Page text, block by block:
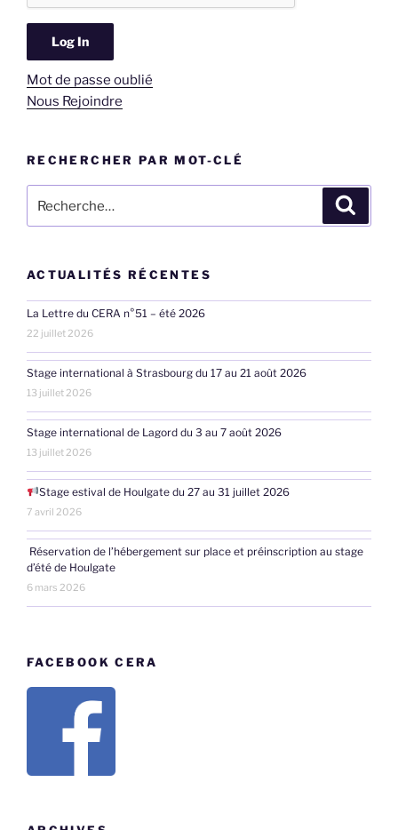
Mot de passe oublié
Nous Rejoindre
RECHERCHER PAR MOT-CLÉ
pour
ACTUALITÉS RÉCENTES
La Lettre du CERA n°51 – été 2026
22 juillet 2026
Stage international à Strasbourg du 17 au 21 août 2026
13 juillet 2026
Stage international de Lagord du 3 au 7 août 2026
13 juillet 2026
Stage estival de Houlgate du 27 au 31 juillet 2026
7 avril 2026
Réservation de l’hébergement sur place et préinscription au stage
d’été de Houlgate
6 mars 2026
FACEBOOK CERA